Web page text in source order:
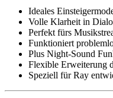
Ideales
Volle Klarheit in
Perfekt fürs
Funktioniert
Plus Night-Sound
Flexible Erweiterung
Speziell für Ray